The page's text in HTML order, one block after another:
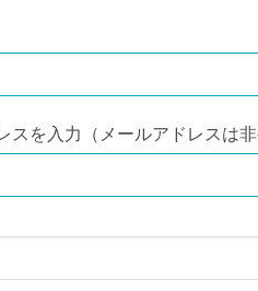
を入力（メールアドレスは非